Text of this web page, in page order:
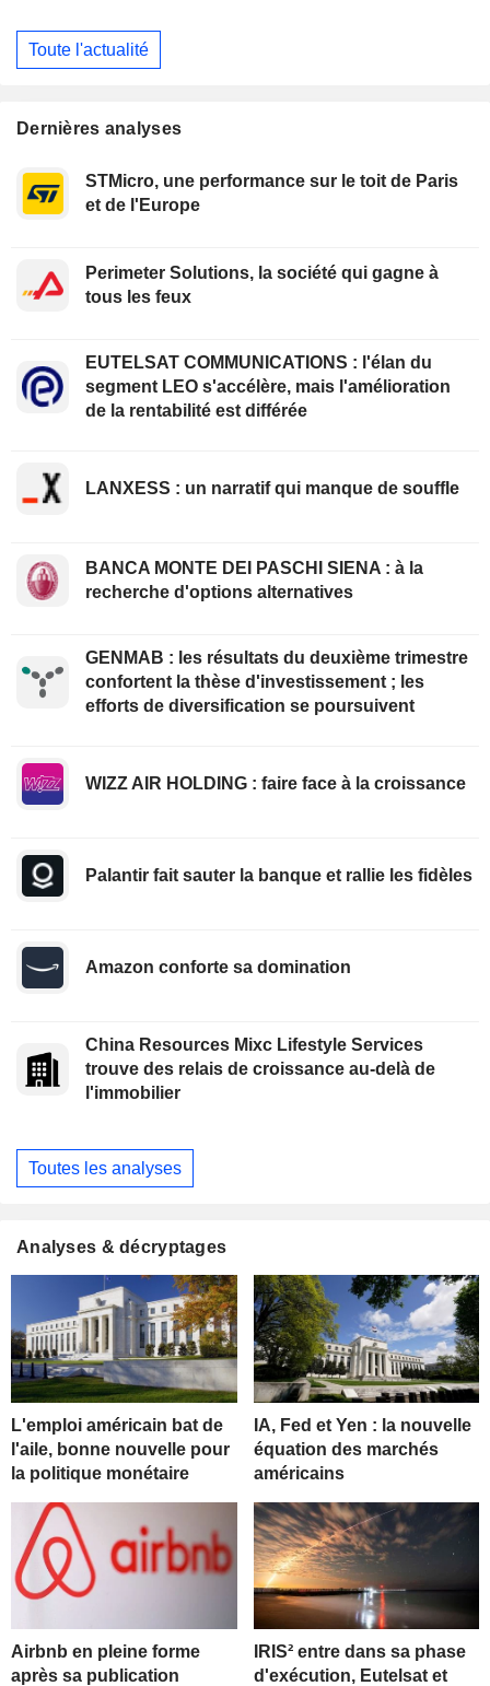
Toute l'actualité
Dernières analyses
STMicro, une performance sur le toit de Paris
et de l'Europe
Perimeter Solutions, la société qui gagne à
tous les feux
EUTELSAT COMMUNICATIONS : l'élan du
segment LEO s'accélère, mais l'amélioration
de la rentabilité est différée
LANXESS : un narratif qui manque de souffle
BANCA MONTE DEI PASCHI SIENA : à la
recherche d'options alternatives
GENMAB : les résultats du deuxième trimestre
confortent la thèse d'investissement ; les
efforts de diversification se poursuivent
WIZZ AIR HOLDING : faire face à la croissance
Palantir fait sauter la banque et rallie les fidèles
Amazon conforte sa domination
China Resources Mixc Lifestyle Services
trouve des relais de croissance au-delà de
l'immobilier
Toutes les analyses
Analyses & décryptages
L'emploi américain bat de
l'aile, bonne nouvelle pour
la politique monétaire
IA, Fed et Yen : la nouvelle
équation des marchés
américains
Airbnb en pleine forme
après sa publication
IRIS² entre dans sa phase
d'exécution, Eutelsat et